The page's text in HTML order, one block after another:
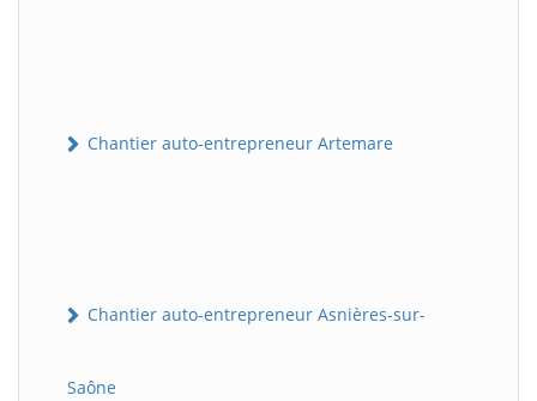
Chantier auto-entrepreneur Artemare
Chantier auto-entrepreneur Asnières-sur-
Saône